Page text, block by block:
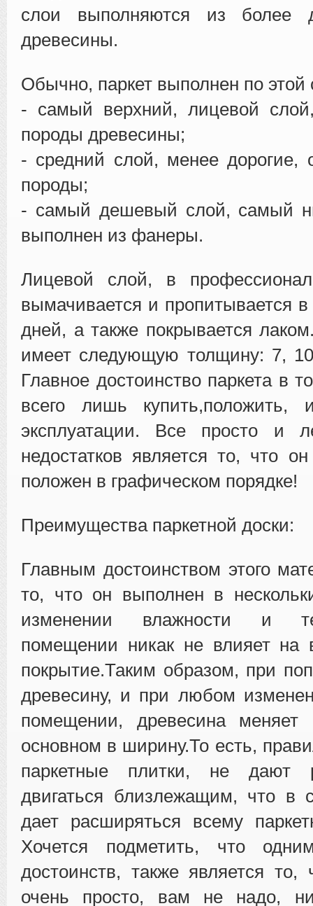
слои выполняются из более
древесины.
Обычно, паркет выполнен по этой
- самый верхний, лицевой
породы древесины;
- средний слой, менее дорогие,
породы;
- самый дешевый слой, самый
выполнен из фанеры.
Лицевой слой, в
вымачивается и пропитывается
дней, а также покрывается
имеет следующую толщину: 7,
Главное достоинство паркета в
всего лишь купить,положить,
эксплуатации. Все просто и
недостатков является то, что
положен в графическом порядке!
Преимущества паркетной доски:
Главным достоинством этого
то, что он выполнен в
изменении влажности и
помещении никак не влияет на
покрытие.Таким образом, при
древесину, и при любом
помещении, древесина
основном в ширину.То есть,
паркетные плитки, не дают
двигаться близлежащим, что в
дает расширяться всему
Хочется подметить, что
достоинств, также является то,
очень просто, вам не надо,